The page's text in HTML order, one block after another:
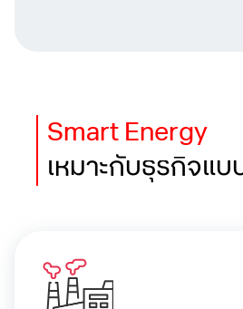
Smart Energy
เหมาะกับธุรกิจแบ